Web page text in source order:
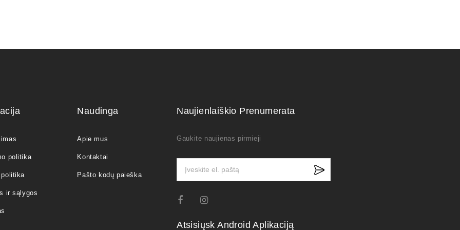
politika
ir sąlygos
Naudinga
Apie mus
Kontaktai
Pašto kodų paieška
Naujienlaiškio Prenumerata
Gaukite naujienas pirmieji
Atsisiųsk Android Aplikaciją